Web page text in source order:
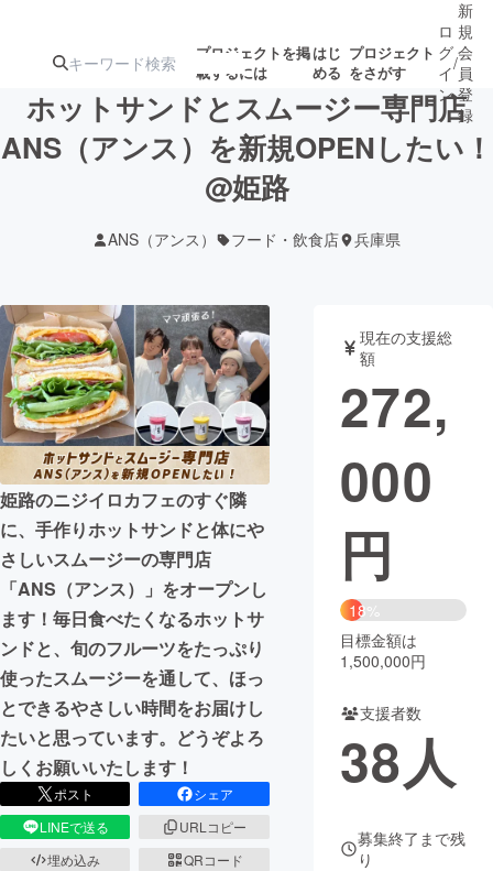
プロジェクトを掲
載するには
はじ
める
プロジェクト
をさがす
注目の新着プロ募集終了が近いプ
テクノロジー・ガジェット
映像・映画 書籍・雑誌
ビジネス・起業 チャレンジ
まちづくり・地域活性化
CAMPFIRE for Social Good
CAMPFIRE Creation
CAMPFIREふるさと納税machi-ya コミュニティ
ロ
グ
イ
ン
/
新
規
会
員
登
録
ホットサンドとスムージー専門店
ANS（アンス）を新規OPENしたい！
@姫路
ANS（アンス） フード・飲食店 兵庫県
姫路のニジイロカフェのすぐ隣
に、手作りホットサンドと体にや
さしいスムージーの専門店
「ANS（アンス）」をオープンし
ます！毎日食べたくなるホットサ
ンドと、旬のフルーツをたっぷり
使ったスムージーを通して、ほっ
とできるやさしい時間をお届けし
たいと思っています。どうぞよろ
しくお願いいたします！
ポスト
シェア
LINEで送る
URLコピー
埋め込み
QRコード
現在の支援総
額
272,
000
円
18%
目標金額は
1,500,000円
支援者数
38人
募集終了まで残
り